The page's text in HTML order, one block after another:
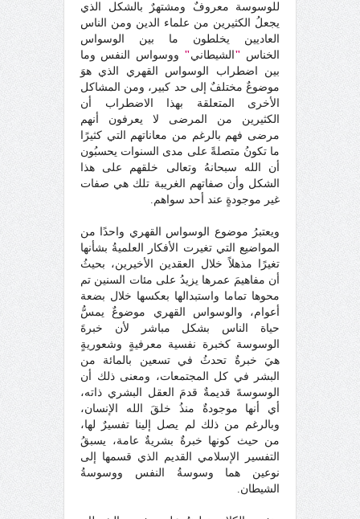
للوسوسة معروفٌ ومشتهرٌ بالشكل الذي
يجعلُ الكثيرين من علماء الدين ومن الناس
العاديين يخلطون ما بين الوسواس
الخناس " الشيطاني" ووسواس النفس وما
بين اضطراب الوسواس القهري الذي هوَ
موضوعٌ مختلفٌ إلى حد كبير، ومن المشاكل
الأخرى المتعلقة بهذا الاضطراب أن
الكثيرين من المرضى لا يعرفون أنهم
مرضى فهم بالرغم من معاناتهم التي كثيرًا
ما تكونُ متصلةً على مدى السنوات يحسبُون
أن الله سبحانهُ وتعالى خلقهم على هذا
الشكل وأن صفاتهم الغريبة تلك هي صفات
غير موجودةٍ عند أحد سواهم.
ويعتبرُ موضوع الوسواس القهري واحدًا من
المواضيع التي تغيرت الأفكار العلميةُ بشأنها
تغيرًا مذهلاً خلال العقدين الأخيرين، بحيثُ
أن مفاهيمَ عمرها يزيدُ على مئات السنين تم
محوها تماما واستبدالها بعكسها خلال بضعة
أعوام، والوسواس القهري موضوعٌ يمسُّ
حياة الناس بشكل مباشر لأن خبرةَ
الوسوسة كخبرة نفسية معرفيةٍ وشعوريةٍ
هيَ خبرةٌ تحدثُ في تسعين بالمائة من
البشر في كل المجتمعات، ومعنى ذلك أن
الوسوسةَ قديمةٌ قدمَ العقل البشري ذاته،
أي أنها موجودةٌ منذُ خلقَ الله الإنسان،
وبالرغم من ذلك لم يصل إلينا تفسيرٌ لها،
من حيث كونها خبرةٌ بشريةٌ عامة، يسبقُ
التفسير الإسلامي القديم الذي قسمها إلى
نوعين هما وسوسةُ النفس ووسوسةُ
الشيطان.